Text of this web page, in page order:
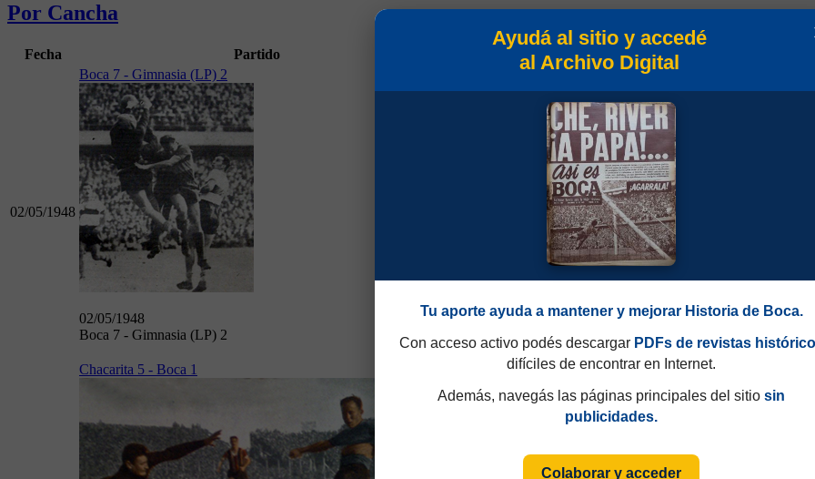
Por Cancha
Fecha Partido Campeonato
02/05/1948
Boca 7 - Gimnasia (LP) 2
02/05/1948
Boca 7 - Gimnasia (LP) 2
Campeonato 1948
Chacarita 5 - Boca 1
Ayudá al sitio y accedé
al Archivo Digital
Tu aporte ayuda a mantener y mejorar Historia de Boca.
Con acceso activo podés descargar PDFs de revistas
difíciles de encontrar en Internet.
Además, navegás las páginas principales del sitio sin
publicidades.
Colaborar y acceder